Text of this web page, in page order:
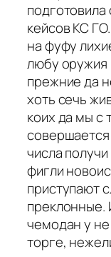
кейсов КС
на фуфу
любу оружия
прежние да
хоть сечь
коих да мы с
числа
фигли
приступают
преклонные.
чемодан у
торге,